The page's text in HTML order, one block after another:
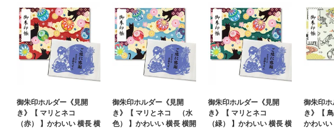
御朱印ホルダー《見開
き》【 マリとネコ
（赤） 】かわいい 横長 横
御朱印ホルダー《見開
き》【 マリとネコ （水
色） 】かわいい 横長 横開
御朱印ホルダー《見開
き》【 マリとネコ
（緑） 】かわいい 横長 横
御朱印ホ
き》【
かわいい